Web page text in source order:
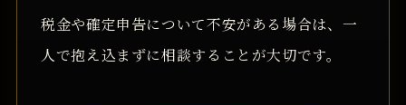
税金や確定申告について不安がある場合は、一
人で抱え込まずに相談することが大切です。